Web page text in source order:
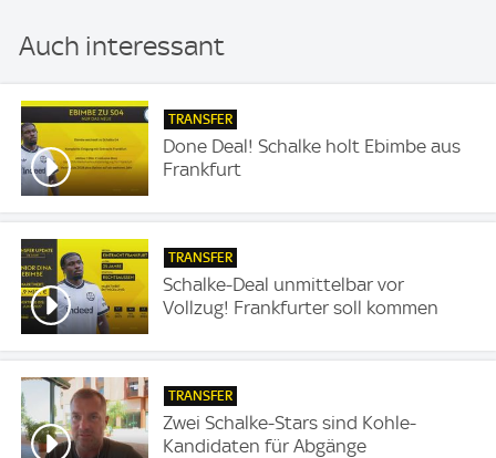
Auch interessant
TRANSFER
Done Deal! Schalke holt Ebimbe aus
Frankfurt
TRANSFER
Schalke-Deal unmittelbar vor
Vollzug! Frankfurter soll kommen
TRANSFER
Zwei Schalke-Stars sind Kohle-
Kandidaten für Abgänge